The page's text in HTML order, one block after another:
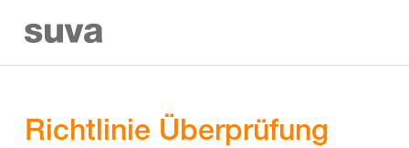
Richtlinie Überprüfung